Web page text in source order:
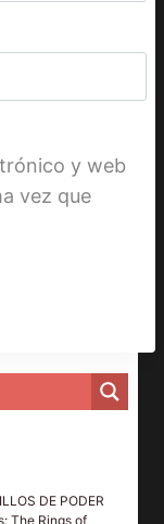
y web
vez que
DE PODER
The Rings of